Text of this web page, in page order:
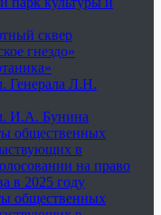
сквер
гнездо»
Генерала Л.Н.
И.А. Бунина
общественных
в
на право
в 2025 году
общественных